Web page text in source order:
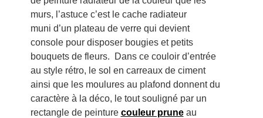
murs, l’astuce c’est le cache radiateur
muni d’un plateau de verre qui devient
console pour disposer bougies et petits
bouquets de fleurs. Dans ce couloir d’entrée
au style rétro, le sol en carreaux de ciment
ainsi que les moulures au plafond donnent du
caractère à la déco, le tout souligné par un
rectangle de peinture couleur pruneau